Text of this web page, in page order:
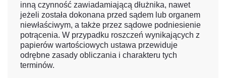
inną czynność zawiadamiającą dłużnika, nawet
jeżeli została dokonana przed sądem lub organem
niewłaściwym, a także przez sądowe podniesienie
potrącenia. W przypadku roszczeń wynikających z
papierów wartościowych ustawa przewiduje
odrębne zasady obliczania i charakteru tych
terminów.